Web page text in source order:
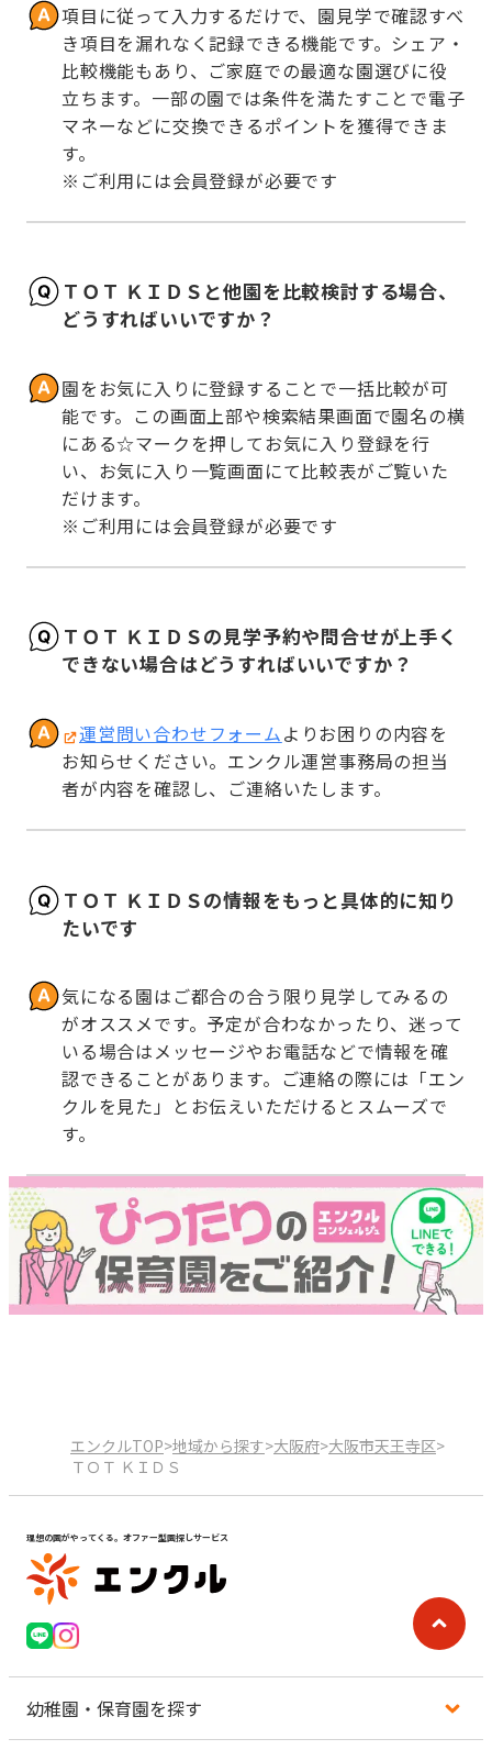
項目に従って入力するだけで、園見学で確認すべ
き項目を漏れなく記録できる機能です。シェア・
比較機能もあり、ご家庭での最適な園選びに役
立ちます。一部の園では条件を満たすことで電子
マネーなどに交換できるポイントを獲得できま
す。
※ご利用には会員登録が必要です
ＴＯＴ ＫＩＤＳと他園を比較検討する場合、
どうすればいいですか？
園をお気に入りに登録することで一括比較が可
能です。この画面上部や検索結果画面で園名の横
にある☆マークを押してお気に入り登録を行
い、お気に入り一覧画面にて比較表がご覧いた
だけます。
※ご利用には会員登録が必要です
ＴＯＴ ＫＩＤＳの見学予約や問合せが上手く
できない場合はどうすればいいですか？
運営問い合わせフォームよりお困りの内容を
お知らせください。エンクル運営事務局の担当
者が内容を確認し、ご連絡いたします。
ＴＯＴ ＫＩＤＳの情報をもっと具体的に知り
たいです
気になる園はご都合の合う限り見学してみるの
がオススメです。予定が合わなかったり、迷って
いる場合はメッセージやお電話などで情報を確
認できることがあります。ご連絡の際には「エン
クルを見た」とお伝えいただけるとスムーズで
す。
エンクルTOP>地域から探す>大阪府>大阪市天王寺区>
ＴＯＴ ＫＩＤＳ
理想の園がやってくる。オファー型園探しサービス
幼稚園・保育園を探す